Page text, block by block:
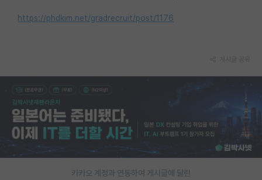
https://phdkim.net/gradrecruit/post/1176
카카오 계정과 연동하여 게시글에 달린